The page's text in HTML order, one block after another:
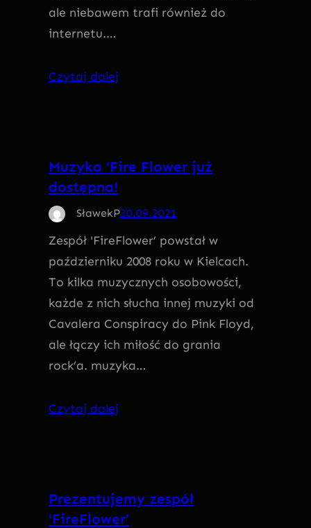
ale niebawem trafi również do
internetu.…
Czytaj dalej
Muzyka 'Fire Flower już
dostępna!
SławekP30.09.2021
Zespół 'FireFlower’ powstał w
październiku 2008 roku w Kielcach.
To kilka muzycznych osobowości,
każde z nich słucha innej muzyki od
Cavalera Conspiracy do Pink Floyd,
ale łączy ich miłość do grania
rock’a. muzyka…
Czytaj dalej
Prezentujemy zespół
'FireFlower’